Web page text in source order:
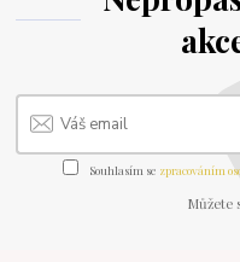
Souhlasím se zpracováním
Můžete